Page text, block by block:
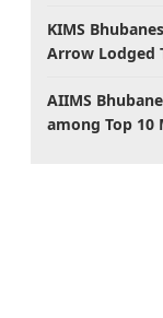
KIMS
Arrow Lodged
AIIMS
among Top 10